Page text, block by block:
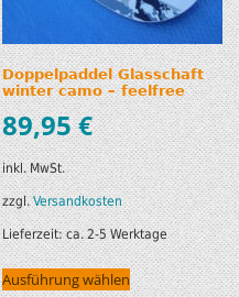
Doppelpaddel Glasschaft
winter camo – feelfree
89,95€
inkl. MwSt.
zzgl.Versandkosten
Lieferzeit:ca. 2-5 Werktage
Ausführung wählen